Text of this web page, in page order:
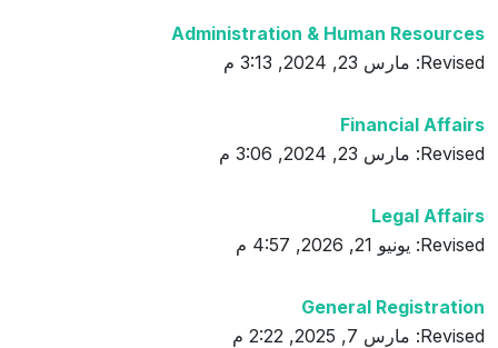
Administration & Human Resources
Revised: مارس 23, 2024, 3:13 م
Financial Affairs
Revised: مارس 23, 2024, 3:06 م
Legal Affairs
Revised: يونيو 21, 2026, 4:57 م
General Registration
Revised: مارس 7, 2025, 2:22 م